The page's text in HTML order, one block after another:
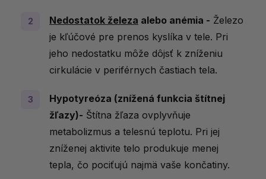
Nedostatok železa alebo anémia - Železo
je kľúčové pre prenos kyslíka v tele. Pri
jeho nedostatku môže dôjsť k zníženiu
cirkulácie v periférnych častiach tela.
Hypotyreóza (znížená funkcia štítnej
žľazy)- Štítna žľaza ovplyvňuje
metabolizmus a telesnú teplotu. Pri jej
zníženej aktivite telo produkuje menej
tepla, čo pociťujú najmä vaše končatiny.